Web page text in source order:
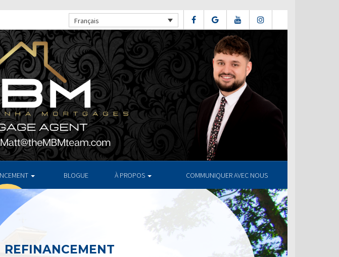
Français
BLOGUE À PROPOS COMMUNIQUER AVEC NOUS
REFINANCEMENT